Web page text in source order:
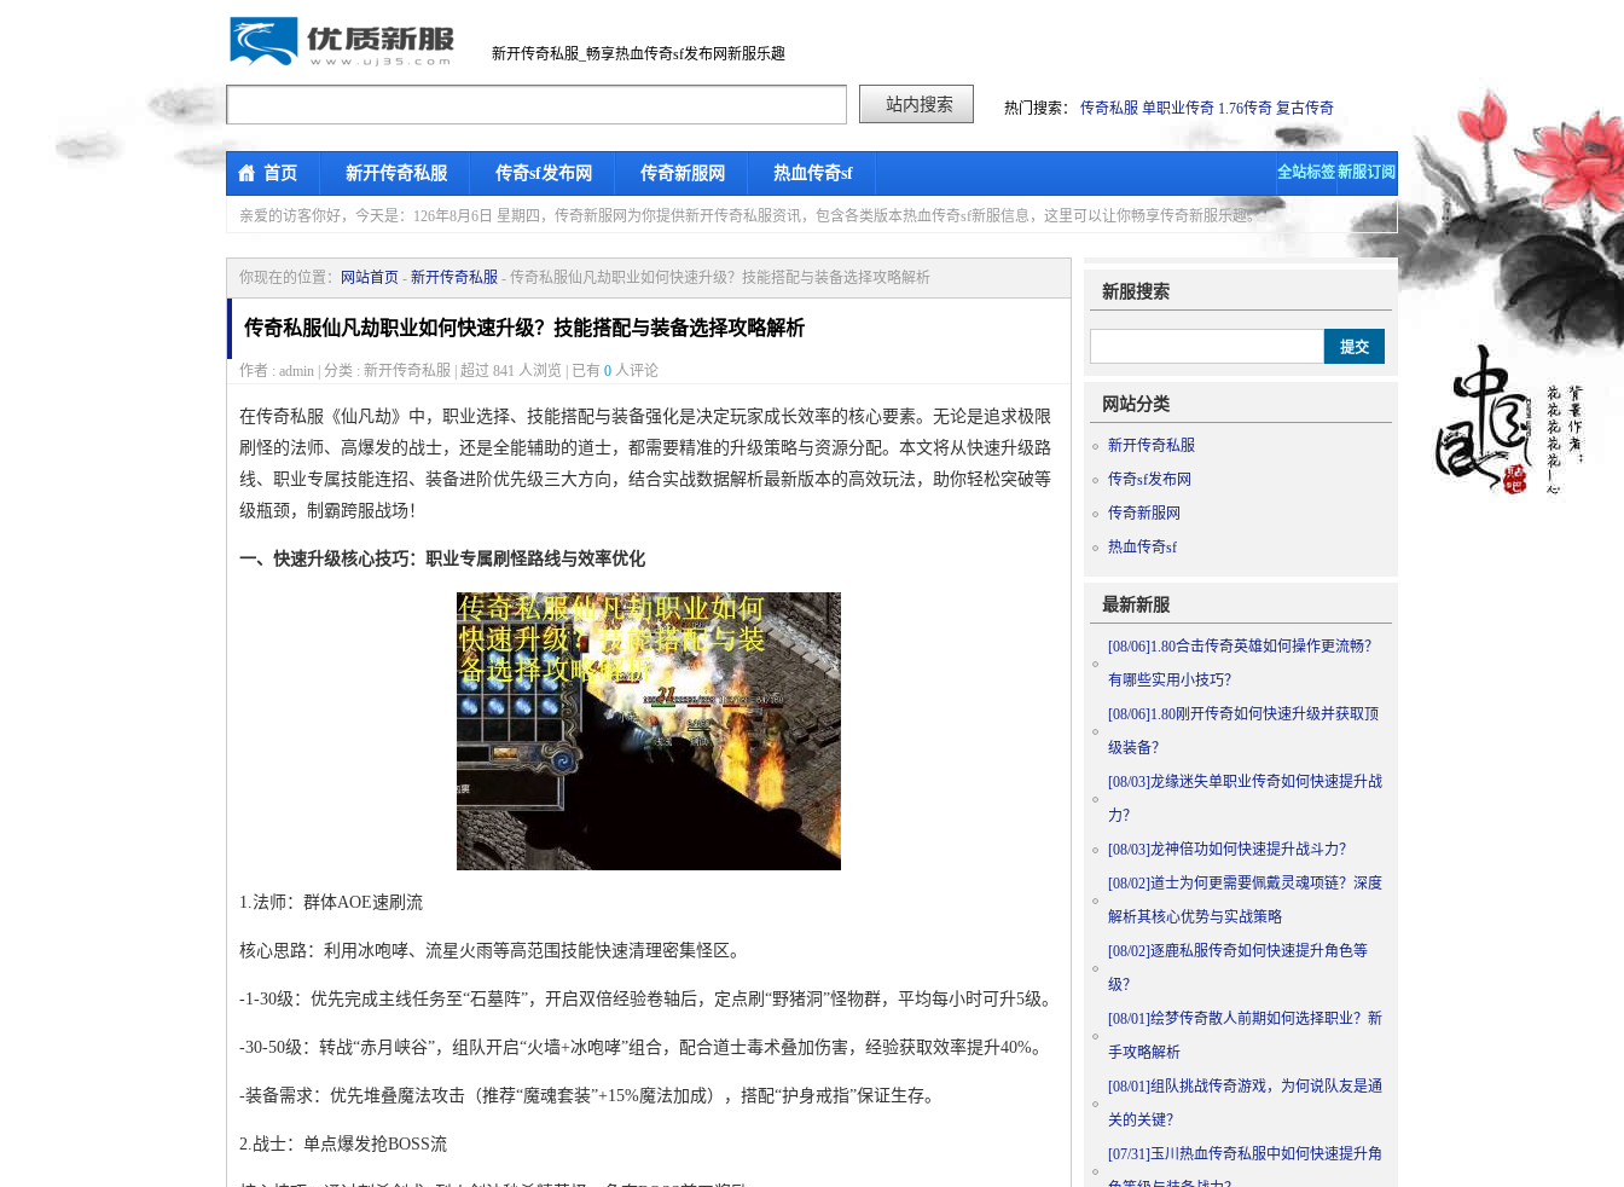
新开传奇私服_畅享热血传奇sf发布网新服乐趣
热门搜索： 传奇私服 单职业传奇 1.76传奇 复古传奇
首页 新开传奇私服 传奇sf发布网 传奇新服网 热血传奇sf 全站标签新服订阅
亲爱的访客你好， 今天是：126年8月6日 星期四，传奇新服网为你提供新开传奇私服资讯，包含各类版本热血传奇sf新服信息，这里可以让你畅享传奇新服乐趣。
你现在的位置： 网站首页 - 新开传奇私服 - 传奇私服仙凡劫职业如何快速升级？技能搭配与装备选择攻略解析
传奇私服仙凡劫职业如何快速升级？技能搭配与装备选择攻略解析
作者 : admin | 分类 : 新开传奇私服 | 超过 841 人浏览 | 已有 0 人评论
在传奇私服《仙凡劫》中，职业选择、技能搭配与装备强化是决定玩家成长效率的核心要素。无论是追求极限
刷怪的法师、高爆发的战士，还是全能辅助的道士，都需要精准的升级策略与资源分配。本文将从快速升级路
线、职业专属技能连招、装备进阶优先级三大方向，结合实战数据解析最新版本的高效玩法，助你轻松突破等
级瓶颈，制霸跨服战场！
一、快速升级核心技巧：职业专属刷怪路线与效率优化
1.法师：群体AOE速刷流
核心思路：利用冰咆哮、流星火雨等高范围技能快速清理密集怪区。
-1-30级：优先完成主线任务至“石墓阵”，开启双倍经验卷轴后，定点刷“野猪洞”怪物群，平均每小时可升5级。
-30-50级：转战“赤月峡谷”，组队开启“火墙+冰咆哮”组合，配合道士毒术叠加伤害，经验获取效率提升40%。
-装备需求：优先堆叠魔法攻击（推荐“魔魂套装”+15%魔法加成），搭配“护身戒指”保证生存。
2.战士：单点爆发抢BOSS流
新服搜索
网站分类
新开传奇私服
传奇sf发布网
传奇新服网
热血传奇sf
最新新服
[08/06]1.80合击传奇英雄如何操作更流畅？
有哪些实用小技巧？
[08/06]1.80刚开传奇如何快速升级并获取顶
级装备？
[08/03]龙缘迷失单职业传奇如何快速提升战
力？
[08/03]龙神倍功如何快速提升战斗力？
[08/02]道士为何更需要佩戴灵魂项链？深度
解析其核心优势与实战策略
[08/02]逐鹿私服传奇如何快速提升角色等
级？
[08/01]绘梦传奇散人前期如何选择职业？新
手攻略解析
[08/01]组队挑战传奇游戏，为何说队友是通
关的关键？
[07/31]玉川热血传奇私服中如何快速提升角